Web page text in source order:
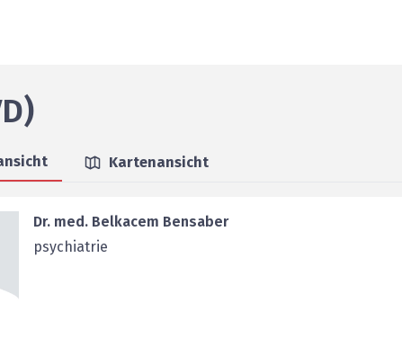
Kartenansicht
Dr. med. Belkacem Bensaber
psychiatrie